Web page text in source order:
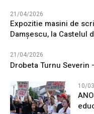
21/04/2026
Expozitie masini de
Damșescu, la Castelul
21/04/2026
Drobeta Turnu Severin
10/